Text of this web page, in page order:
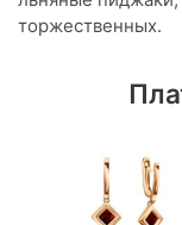
торжественных.